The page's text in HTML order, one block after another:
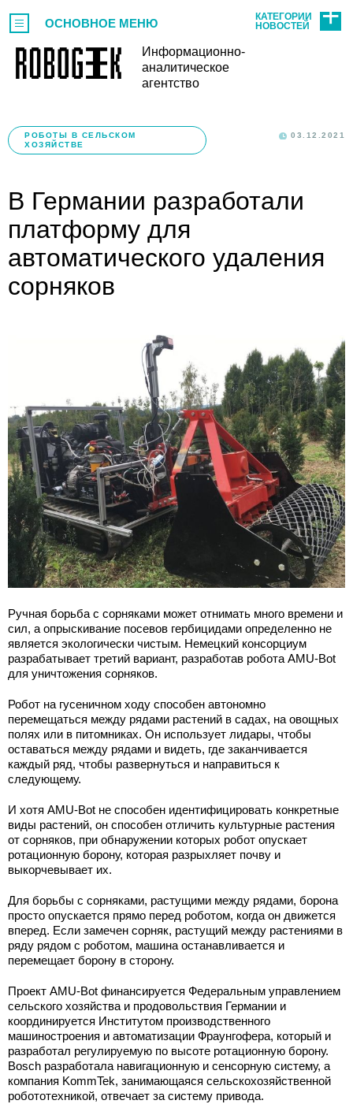
Информационно-
аналитическое
агентство
ОСНОВНОЕ МЕНЮ
КАТЕГОРИИ
НОВОСТЕЙ
РОБОТЫ В СЕЛЬСКОМ
ХОЗЯЙСТВЕ
03.12.2021
В Германии разработали
платформу для
автоматического удаления
сорняков
Ручная борьба с сорняками может отнимать много времени и
сил, а опрыскивание посевов гербицидами определенно не
является экологически чистым. Немецкий консорциум
разрабатывает третий вариант, разработав робота AMU-Bot
для уничтожения сорняков.
Робот на гусеничном ходу способен автономно
перемещаться между рядами растений в садах, на овощных
полях или в питомниках. Он использует лидары, чтобы
оставаться между рядами и видеть, где заканчивается
каждый ряд, чтобы развернуться и направиться к
следующему.
И хотя AMU-Bot не способен идентифицировать конкретные
виды растений, он способен отличить культурные растения
от сорняков, при обнаружении которых робот опускает
ротационную борону, которая разрыхляет почву и
выкорчевывает их.
Для борьбы с сорняками, растущими между рядами, борона
просто опускается прямо перед роботом, когда он движется
вперед. Если замечен сорняк, растущий между растениями в
ряду рядом с роботом, машина останавливается и
перемещает борону в сторону.
Проект AMU-Bot финансируется Федеральным управлением
сельского хозяйства и продовольствия Германии и
координируется Институтом производственного
машиностроения и автоматизации Фраунгофера, который и
разработал регулируемую по высоте ротационную борону.
Bosch разработала навигационную и сенсорную систему, а
компания KommTek, занимающаяся сельскохозяйственной
робототехникой, отвечает за систему привода.